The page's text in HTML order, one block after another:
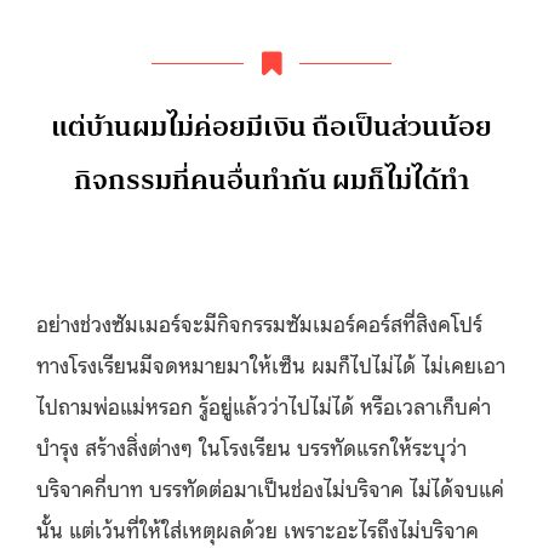
แต่บ้านผมไม่ค่อยมีเงิน ถือเป็นส่วนน้อย
กิจกรรมที่คนอื่นทำกัน ผมก็ไม่ได้ทำ
อย่างช่วงซัมเมอร์จะมีกิจกรรมซัมเมอร์คอร์สที่สิงคโปร์
ทางโรงเรียนมีจดหมายมาให้เซ็น ผมก็ไปไม่ได้ ไม่เคยเอา
ไปถามพ่อแม่หรอก รู้อยู่แล้วว่าไปไม่ได้ หรือเวลาเก็บค่า
บำรุง สร้างสิ่งต่างๆ ในโรงเรียน บรรทัดแรกให้ระบุว่า
บริจาคกี่บาท บรรทัดต่อมาเป็นช่องไม่บริจาค ไม่ได้จบแค่
นั้น แต่เว้นที่ให้ใส่เหตุผลด้วย เพราะอะไรถึงไม่บริจาค